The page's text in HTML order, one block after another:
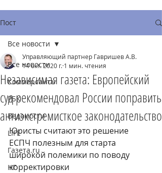
Пост
Все новости
Коммерсантъ
РБК
Ведомости
LIFE
Газета.ru
НГ
Все новости
Независимая газета: Европейский
суд рекомендовал России поправить
антиэкстремисткое законодательство
Управляющий партнер Гавришев А.В.
14 окт. 2020 г. 1 мин. чтения
Юристы считают это решение
ЕСПЧ полезным для старта
широкой полемики по поводу
корректировки